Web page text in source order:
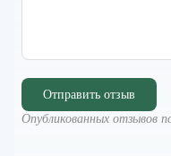
Отправить отзыв
Опубликованных отзывов